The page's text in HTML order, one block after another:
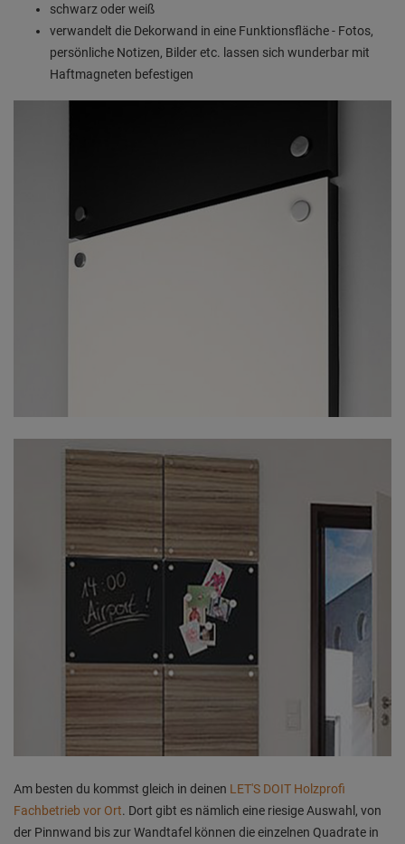
schwarz oder weiß
verwandelt die Dekorwand in eine Funktionsfläche - Fotos,
persönliche Notizen, Bilder etc. lassen sich wunderbar mit
Haftmagneten befestigen
Am besten du kommst gleich in deinen LET'S DOIT Holzprofi
Fachbetrieb vor Ort. Dort gibt es nämlich eine riesige Auswahl, von
der Pinnwand bis zur Wandtafel können die einzelnen Quadrate in